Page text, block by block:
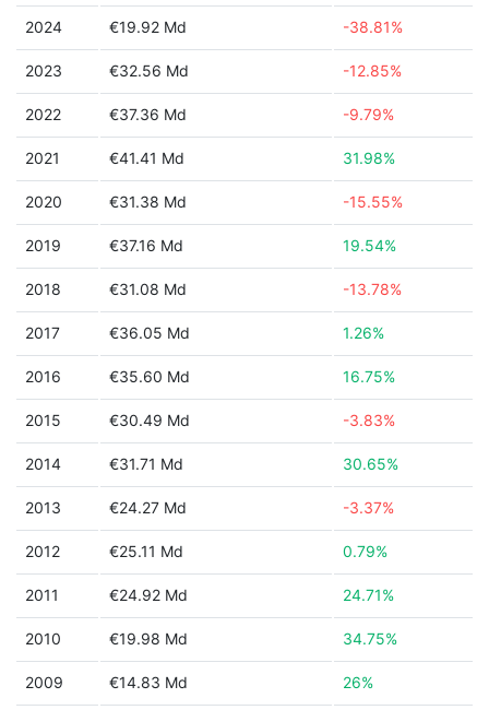
2024 €19.92 Md -38.81%
2023 €32.56 Md -12.85%
2022 €37.36 Md -9.79%
2021 €41.41 Md 31.98%
2020 €31.38 Md -15.55%
2019 €37.16 Md 19.54%
2018 €31.08 Md -13.78%
2017 €36.05 Md 1.26%
2016 €35.60 Md 16.75%
2015 €30.49 Md -3.83%
2014 €31.71 Md 30.65%
2013 €24.27 Md -3.37%
2012 €25.11 Md 0.79%
2011 €24.92 Md 24.71%
2010 €19.98 Md 34.75%
2009 €14.83 Md 26%